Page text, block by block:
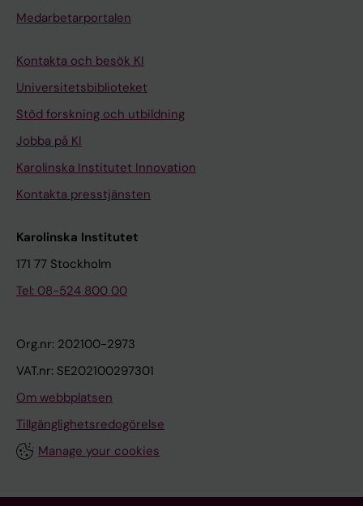
Medarbetarportalen
Kontakta och besök KI
Universitetsbiblioteket
Stöd forskning och utbildning
Jobba på KI
Karolinska Institutet Innovation
Kontakta presstjänsten
Karolinska Institutet
171 77 Stockholm
Tel: 08-524 800 00
Org.nr: 202100-2973
VAT.nr: SE202100297301
Om webbplatsen
Tillgänglighetsredogörelse
Manage your cookies